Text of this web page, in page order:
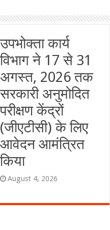
उपभोक्ता कार्य
विभाग ने 17 से 31
अगस्त, 2026 तक
सरकारी अनुमोदित
परीक्षण केंद्रों
(जीएटीसी) के लिए
आवेदन आमंत्रित
किया
August 4, 2026